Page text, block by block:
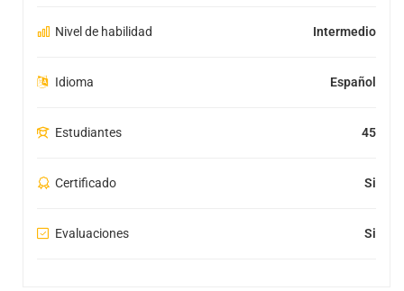
Nivel de habilidad Intermedio
Idioma Español
Estudiantes 45
Certificado Si
Evaluaciones Si